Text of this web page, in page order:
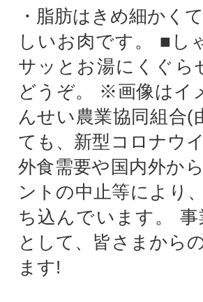
・脂肪はきめ細かく
しいお肉です。 ■し
サッとお湯にくぐら
どうぞ。 ※画像はイ
んせい農業協同組
ても、新型コロナウ
外食需要や国内外か
ントの中止等により
ち込んでいます。
として、皆さまから
ます!